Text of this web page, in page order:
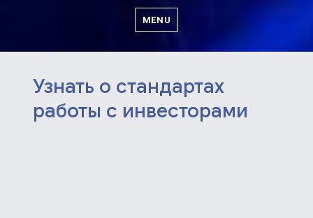
MENU
Узнать о стандартах
работы с инвесторами